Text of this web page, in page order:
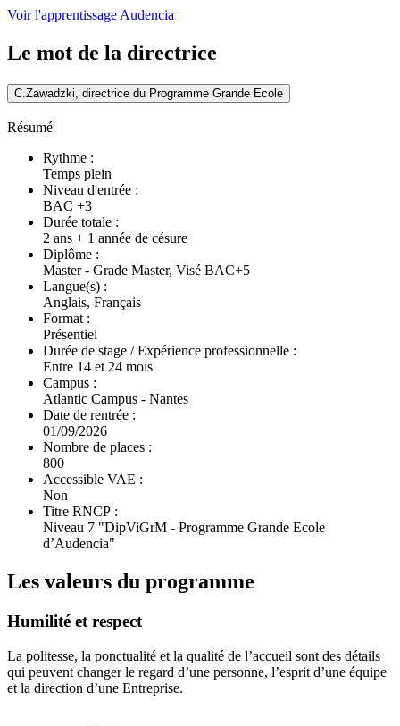
Voir l'apprentissage Audencia
Le mot de la directrice
C.Zawadzki, directrice du Programme Grande Ecole
Résumé
Rythme :
Temps plein
Niveau d'entrée :
BAC +3
Durée totale :
2 ans + 1 année de césure
Diplôme :
Master - Grade Master, Visé BAC+5
Langue(s) :
Anglais, Français
Format :
Présentiel
Durée de stage / Expérience professionnelle :
Entre 14 et 24 mois
Campus :
Atlantic Campus - Nantes
Date de rentrée :
01/09/2026
Nombre de places :
800
Accessible VAE :
Non
Titre RNCP :
Niveau 7 "DipViGrM - Programme Grande Ecole
d’Audencia"
Les valeurs du programme
Humilité et respect
La politesse, la ponctualité et la qualité de l’accueil sont des détails
qui peuvent changer le regard d’une personne, l’esprit d’une équipe
et la direction d’une Entreprise.